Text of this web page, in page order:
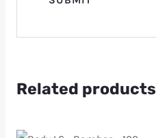
Related products